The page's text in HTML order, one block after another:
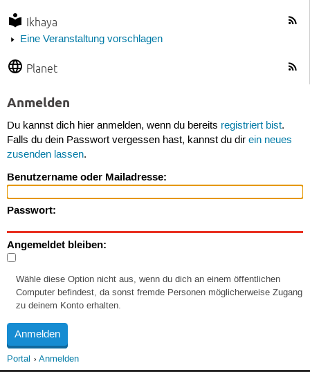
Ikhaya
Eine Veranstaltung vorschlagen
Planet
Anmelden
Du kannst dich hier anmelden, wenn du bereits registriert bist.
Falls du dein Passwort vergessen hast, kannst du dir ein neues
zusenden lassen.
Benutzername oder Mailadresse:
Passwort:
Angemeldet bleiben:
Wähle diese Option nicht aus, wenn du dich an einem öffentlichen
Computer befindest, da sonst fremde Personen möglicherweise Zugang
zu deinem Konto erhalten.
Portal Anmelden